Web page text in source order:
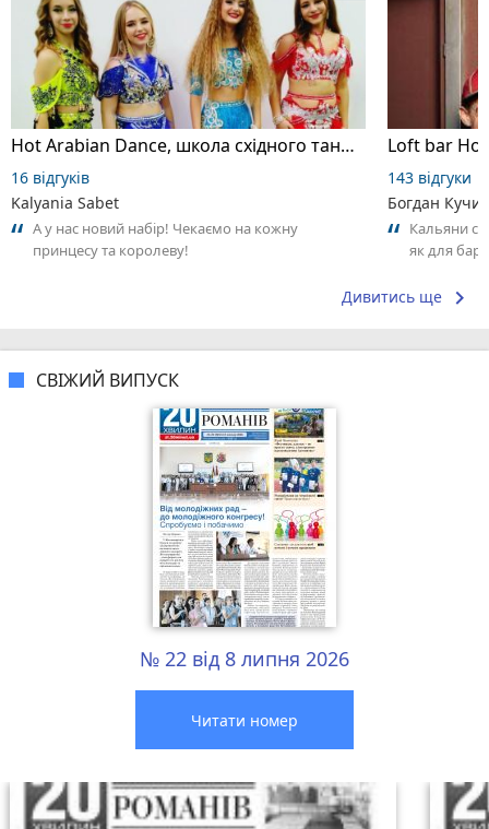
Hot Arabian Dance, школа східного танцю
16 відгуків
Kalyania Sabet
А у нас новий набір! Чекаємо на кожну
принцесу та королеву!
Loft bar
143 відгуки
Богдан
Кальяни
як для
Дивитись ще keyboard_arrow_right
СВІЖИЙ ВИПУСК
№ 22 від 8 липня 2026
Читати номер